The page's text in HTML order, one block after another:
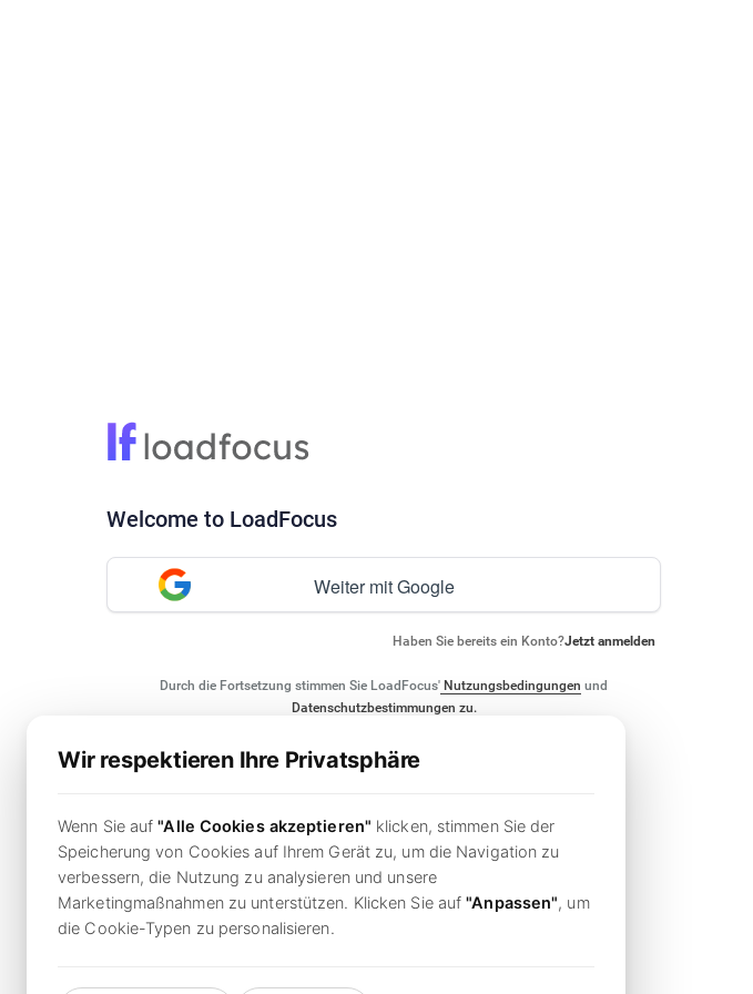
Welcome to LoadFocus
Weiter mit Google
Haben Sie bereits ein Konto?Jetzt anmelden
Durch die Fortsetzung stimmen Sie LoadFocus' Nutzungsbedingungen und
Datenschutzbestimmungen zu.
Wir respektieren Ihre Privatsphäre
Wenn Sie auf"Alle Cookies akzeptieren" klicken, stimmen Sie der
Speicherung von Cookies auf Ihrem Gerät zu, um die Navigation zu
verbessern, die Nutzung zu analysieren und unsere
Marketingmaßnahmen zu unterstützen. Klicken Sie auf"Anpassen", um
die Cookie-Typen zu personalisieren.